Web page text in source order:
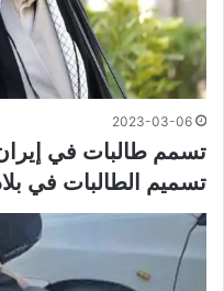
2023-03-06
تسمم طالبات في
تسميم الطالبات في